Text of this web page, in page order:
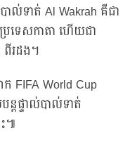
បាល់ទាត់ Al Wakrah គឺជា
ទេសកាតា ហើយជា
រដង។
FIFA World Cup
ដផ្ទាល់បាល់ទាត់
៕